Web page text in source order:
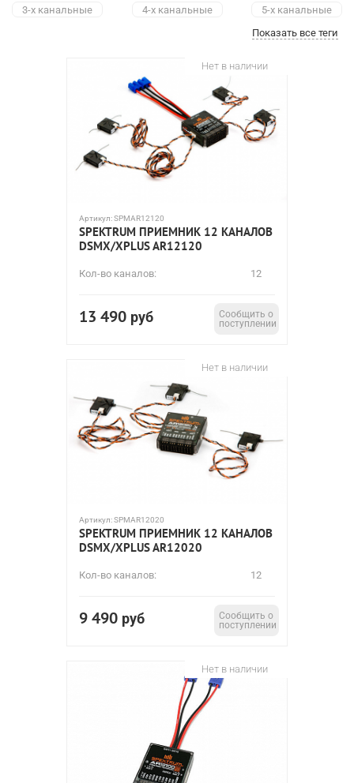
3-х канальные
4-х канальные
5-х канальные
8-канальные
Показать все теги
Нет в наличии
Артикул:SPMAR12120
SPEKTRUM ПРИЕМНИК 12 КАНАЛОВ
DSMX/XPLUS AR12120
Кол-во каналов: 12
13 490 руб
Сообщить о
поступлении
Нет в наличии
Артикул:SPMAR12020
SPEKTRUM ПРИЕМНИК 12 КАНАЛОВ
DSMX/XPLUS AR12020
Кол-во каналов: 12
9 490 руб
Сообщить о
поступлении
Нет в наличии